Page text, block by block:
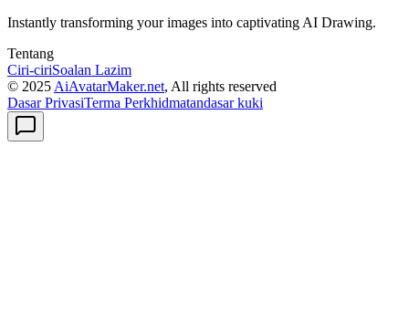
Instantly transforming your images into captivating AI Drawing.
Tentang
Ciri-ciriSoalan Lazim
© 2025 AiAvatarMaker.net, All rights reserved
Dasar PrivasiTerma Perkhidmatandasar kuki